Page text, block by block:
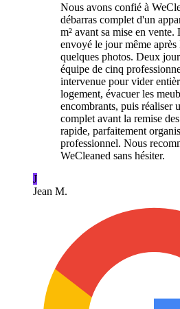
Nous avons confié à
débarras complet d'un
m² avant sa mise en vente.
envoyé le jour même
quelques photos. Deux
équipe de cinq
intervenue pour vider
logement, évacuer les
encombrants, puis réaliser
complet avant la remise
rapide, parfaitement
professionnel. Nous
WeCleaned sans hésiter.
J
Jean M.